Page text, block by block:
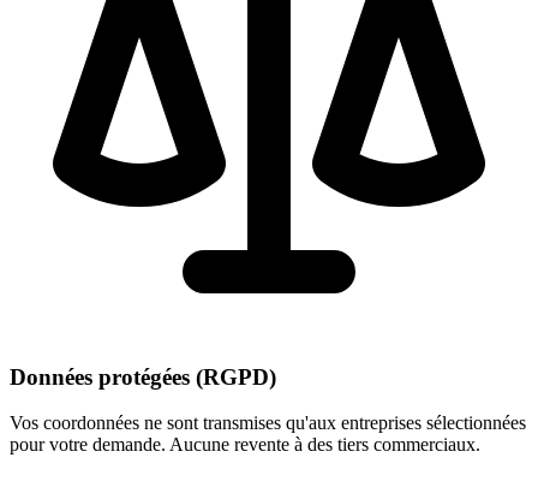
Données protégées (RGPD)
Vos coordonnées ne sont transmises qu'aux entreprises sélectionnées
pour votre demande. Aucune revente à des tiers commerciaux.